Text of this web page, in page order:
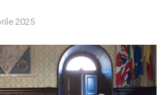
2025